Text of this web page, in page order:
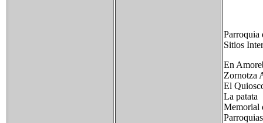
Parroquia
Sitios
En
Zornotza
El
La patata
Memorial
Parroquias